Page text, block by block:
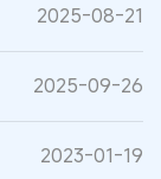
2025-08-21
2025-09-26
2023-01-19